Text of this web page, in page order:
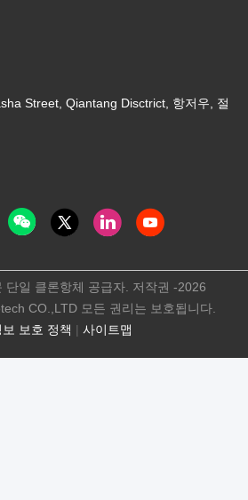
Street, Qiantang Disctrict, 항저우, 절
보호 정책 | 사이트맵
단일 클론항체 공급자. 저작권 -2026
CO.,LTD 모든 권리는 보호됩니다.